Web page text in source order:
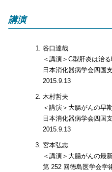
講演
谷口達哉
＜講演＞C型肝炎は治
日本消化器病学会四国
2015.9.13
木村哲夫
＜講演＞大腸がんの早
日本消化器病学会四国
2015.9.13
宮本弘志
＜講演＞大腸がんの最
第 252 回徳島医学会学